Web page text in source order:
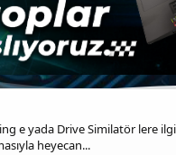
e yada Drive Similatör lere
heyecan...